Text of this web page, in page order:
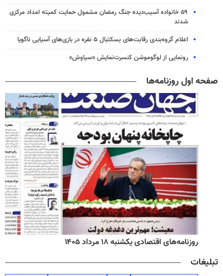
۵۹ خانواده آسیب‌دیده جنگ رمضان مشمول حمایت کمیته امداد مرکزی
شدند
اعلام گروه‌بندی رقابت‌های بسکتبال ۵ نفره در بازی‌های آسیایی ناگویا
رونمایی از لوگوموشن کنسرت‌نمایش «سیاوش»
صفحه اول روزنامه‌ها
روزنامه‌های اقتصادی یکشنبه ۱۸ مرداد ۱۴۰۵
تبلیغات